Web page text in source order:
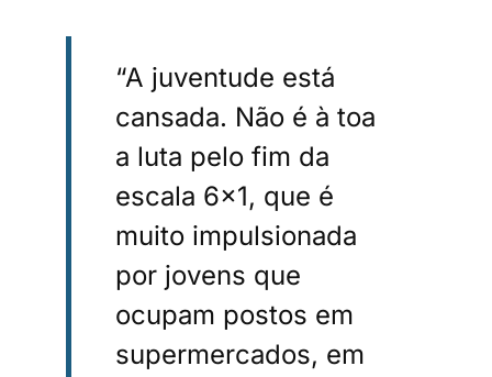
“A juventude está
cansada. Não é à toa
a luta pelo fim da
escala 6×1, que é
muito impulsionada
por jovens que
ocupam postos em
supermercados, em